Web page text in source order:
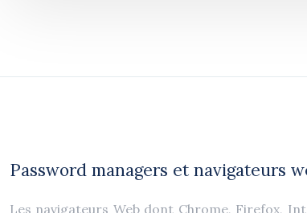
Password managers et navigateurs
Les navigateurs Web dont Chrome, Firefox,